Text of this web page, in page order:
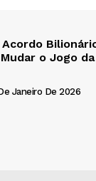
o Jogo da
Janeiro De 2026